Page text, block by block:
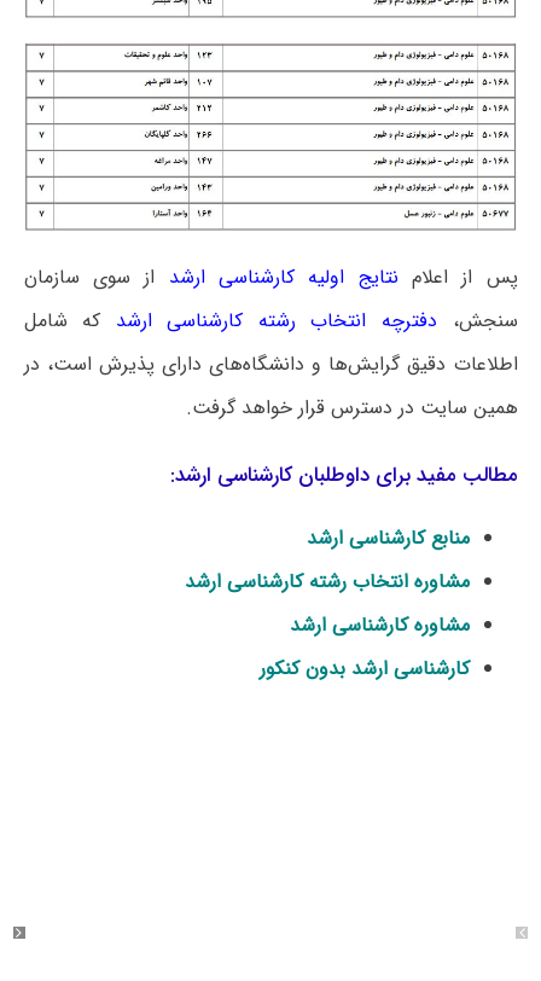
پس از اعلام نتایج اولیه کارشناسی ارشد از سوی سازمان
سنجش، دفترچه انتخاب رشته کارشناسی ارشد که شامل
اطلاعات دقیق گرایش‌ها و دانشگاه‌های دارای پذیرش است، در
همین سایت در دسترس قرار خواهد گرفت.
مطالب مفید برای داوطلبان کارشناسی ارشد:
منابع کارشناسی ارشد
مشاوره انتخاب رشته کارشناسی ارشد
مشاوره کارشناسی ارشد
کارشناسی ارشد بدون کنکور